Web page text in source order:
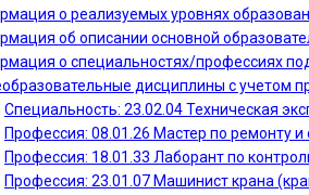
о реализуемых уровнях
об описании основной
о специальностях/профессиях
дисциплины с учетом
Специальность: 23.02.04 Техническая
Профессия: 08.01.26 Мастер по ремонту
Профессия: 18.01.33 Лаборант по
Профессия: 23.01.07 Машинист крана